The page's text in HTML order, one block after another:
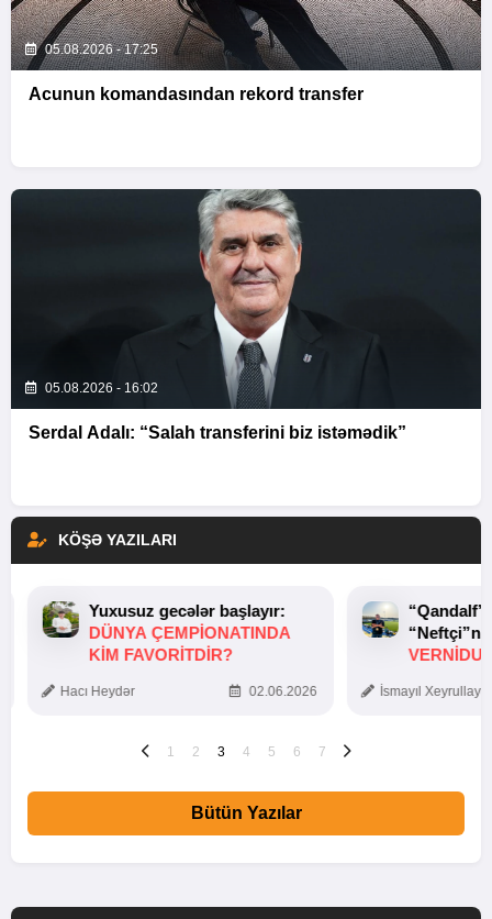
05.08.2026 - 17:25
Acunun komandasından rekord transfer
05.08.2026 - 16:02
Serdal Adalı: “Salah transferini biz istəmədik”
KÖŞƏ YAZILARI
Yuxusuz gecələr başlayır:
DÜNYA ÇEMPIONATINDA
KIM FAVORITDIR?
Hacı Heydər 02.06.2026 İsmayıl
1 2 3 4 5 6 7
Bütün Yazılar